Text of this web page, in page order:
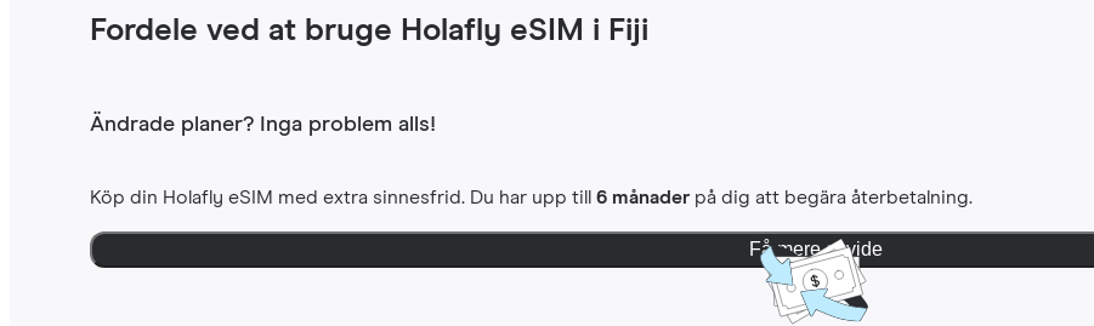
Fordele ved at bruge Holafly eSIM i Fiji
Ändrade planer? Inga problem alls!
Köp din Holafly eSIM med extra sinnesfrid. Du har upp till6 månader på dig att begära återbetalning.
Få mere at vide